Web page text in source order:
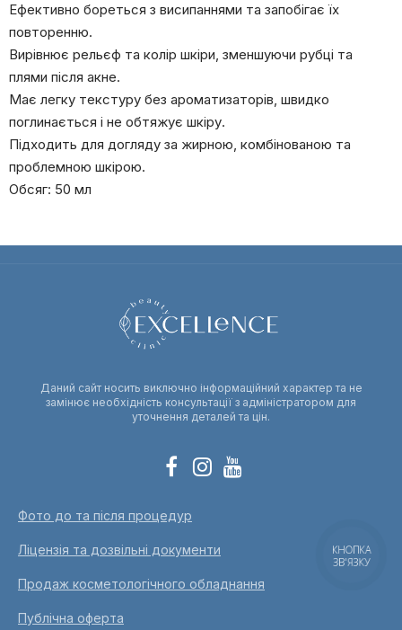
Ефективно бореться з висипаннями та запобігає їх
повторенню.
Вирівнює рельєф та колір шкіри, зменшуючи рубці та
плями після акне.
Має легку текстуру без ароматизаторів, швидко
поглинається і не обтяжує шкіру.
Підходить для догляду за жирною, комбінованою та
проблемною шкірою.
Обсяг: 50 мл
Даний сайт носить виключно інформаційний характер та не
замінює необхідність консультації з адміністратором для
уточнення деталей та цін.
Фото до та після процедур
Ліцензія та дозвільні документи
Продаж косметологічного обладнання
Публічна оферта
КНОПКА
ЗВ'ЯЗКУ